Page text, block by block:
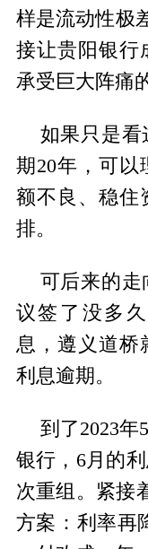
样是流动性极
接让贵阳银行
承受巨大阵痛
如果只是看
期20年，可以
额不良、稳住
排。
可后来的走
议签了没多
息，遵义道桥
利息逾期。
到了2023年
银行，6月的
次重组。紧接
方案：利率再